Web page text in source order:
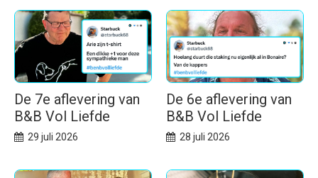
De 7e aflevering van
B&B Vol Liefde
29 juli 2026
De 6e aflevering van
B&B Vol Liefde
28 juli 2026